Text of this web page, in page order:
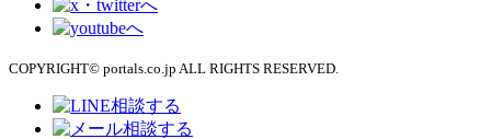
COPYRIGHT© portals.co.jp ALL RIGHTS RESERVED.